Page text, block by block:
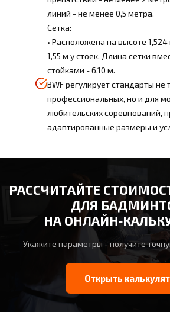
линий - не менее 0,5 метра.
Сетка:
• Расположена на высоте
1,55 м у стоек. Длина сетки
стойками - 6,10 м.
BWF регулирует стандарты не
профессиональных, но и для
любительских соревнований,
адаптированные размеры и
РАССЧИТАЙТЕ
ДЛЯ
НА
Укажите параметры - получите
Открыть